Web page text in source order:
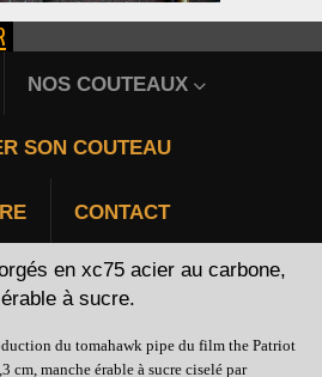
CHASSE FORGÉ
Bienvenue au fil de la
NOS COUTEAUX
SON COUTEAU
CONTACT
en xc75 acier au carbone,
à sucre.
du tomahawk pipe du film the Patriot
cm, manche érable à sucre ciselé par